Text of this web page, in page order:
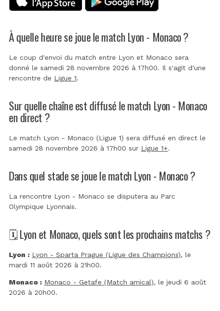
À quelle heure se joue le match Lyon - Monaco ?
Le coup d'envoi du match entre Lyon et Monaco sera
donné le samedi 28 novembre 2026 à 17h00. Il s'agit d'une
rencontre de Ligue 1.
Sur quelle chaîne est diffusé le match Lyon - Monaco
en direct ?
Le match Lyon - Monaco (Ligue 1) sera diffusé en direct le
samedi 28 novembre 2026 à 17h00 sur Ligue 1+.
Dans quel stade se joue le match Lyon - Monaco ?
La rencontre Lyon - Monaco se disputera au Parc
Olympique Lyonnais.
🗓️ Lyon et Monaco, quels sont les prochains matchs ?
Lyon : Lyon - Sparta Prague (Ligue des Champions), le
mardi 11 août 2026 à 21h00.
Monaco : Monaco - Getafe (Match amical), le jeudi 6 août
2026 à 20h00.